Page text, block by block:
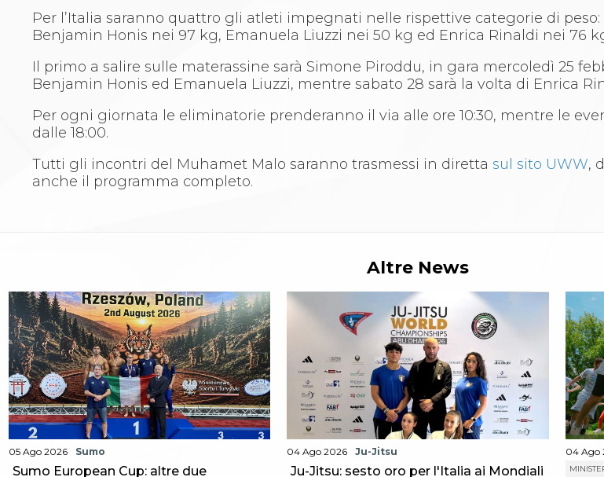
Partners
Trasparenza
FIJLKAM trasparente
Amministrazione
Avvisi
Gare d’Appalto
La disciplina
News
News
Gare e Risultati
Attività Didattica
Albi Federali
Karate
La disciplina
News
Gare e Risultati
Attività Didattica
Per l’Italia saranno quattro gli atleti impegnati nelle rispettive categorie di peso:
Benjamin Honis nei 97 kg, Emanuela Liuzzi nei 50 kg ed Enrica Rinaldi nei 76
Il primo a salire sulle materassine sarà Simone Piroddu, in gara mercoledì 25
Benjamin Honis ed Emanuela Liuzzi, mentre sabato 28 sarà la volta di Enrica
Per ogni giornata le eliminatorie prenderanno il via alle ore 10:30, mentre le
dalle 18:00.
Tutti gli incontri del Muhamet Malo saranno trasmessi in direttasul sito UWW,
anche il programma completo.
Altre News
05 Ago 2026 Sumo
Sumo European Cup: altre due
04 Ago 2026 Ju-Jitsu
Ju-Jitsu: sesto oro per l'Italia ai Mondiali
04 Ago